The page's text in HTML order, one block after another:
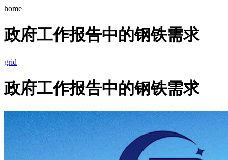
home
政府工作报告中的钢铁需求
grid
政府工作报告中的钢铁需求